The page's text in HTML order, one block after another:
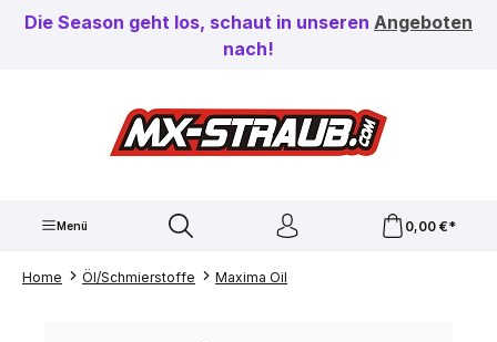
Zum Hauptinhalt springen
Die Season geht los, schaut in unseren Angeboten
nach!
Menü 0,00 €*
Home Öl/Schmierstoffe Maxima Oil